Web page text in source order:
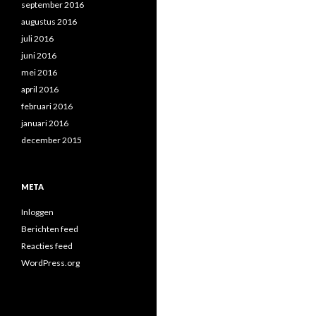
september 2016
augustus 2016
juli 2016
juni 2016
mei 2016
april 2016
februari 2016
januari 2016
december 2015
META
Inloggen
Berichten feed
Reacties feed
WordPress.org